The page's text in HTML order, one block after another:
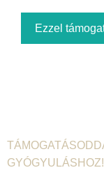
Ezzel
GYÓGYULÁSHOZ!